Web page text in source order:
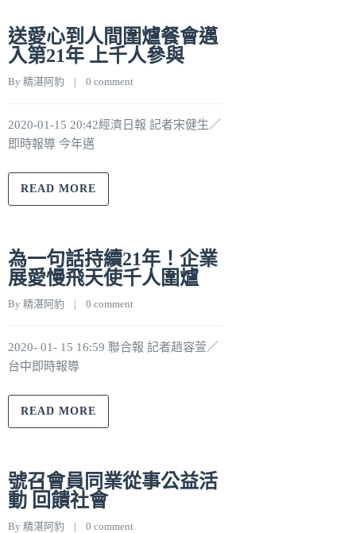
送愛心到人間圍爐餐會邁
入第21年 上千人參與
By 精湛阿豹
    |
0 comment
2020-01-15 20:42經濟日報 記者宋健生／
即時報導 今年邁
READ MORE
為一句話持續21年！企業
展愛慢飛天使千人圍爐
By 精湛阿豹
    |
0 comment
2020- 01- 15 16:59 聯合報 記者趙容萱／
台中即時報導
READ MORE
號召會員同業從事公益活
動 回饋社會
By 精湛阿豹
    |
0 comment